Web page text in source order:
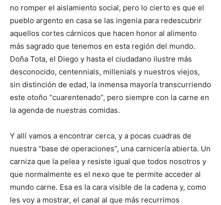
no romper el aislamiento social, pero lo cierto es que el
pueblo argento en casa se las ingenia para redescubrir
aquellos cortes cárnicos que hacen honor al alimento
más sagrado que tenemos en esta región del mundo.
Doña Tota, el Diego y hasta el ciudadano ilustre más
desconocido, centennials, millenials y nuestros viejos,
sin distinción de edad, la inmensa mayoría transcurriendo
este otoño “cuarentenado”, pero siempre con la carne en
la agenda de nuestras comidas.
Y allí vamos a encontrar cerca, y a pocas cuadras de
nuestra “base de operaciones”, una carnicería abierta. Un
carniza que la pelea y resiste igual que todos nosotros y
que normalmente es el nexo que te permite acceder al
mundo carne. Esa es la cara visible de la cadena y, como
les voy a mostrar, el canal al que más recurrimos